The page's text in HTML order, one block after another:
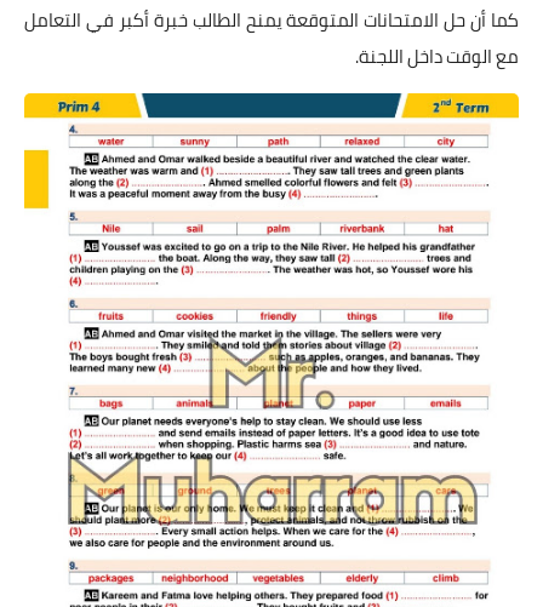
كما أن حل الامتحانات المتوقعة يمنح الطالب خبرة أكبر في التعامل
مع الوقت داخل اللجنة.